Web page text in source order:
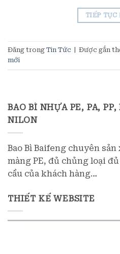
TIẾP TỤC
Đăng trong Tin Tức Được gắn
mới
BAO BÌ NHỰA PE, PA,
NILON
Bao Bì Baifeng chuyên
màng PE, đủ chủng loại
cầu của khách hàng…
THIẾT KẾ WEBSITE